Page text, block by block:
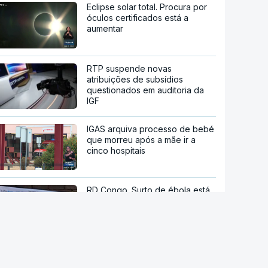
Eclipse solar total. Procura por
óculos certificados está a
aumentar
RTP suspende novas
atribuições de subsídios
questionados em auditoria da
IGF
IGAS arquiva processo de bebé
que morreu após a mãe ir a
cinco hospitais
RD Congo. Surto de ébola está